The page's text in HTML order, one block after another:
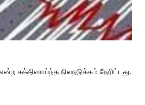
சக்திவாய்ந்த நிலநடுக்கம் நேரிட்டது.